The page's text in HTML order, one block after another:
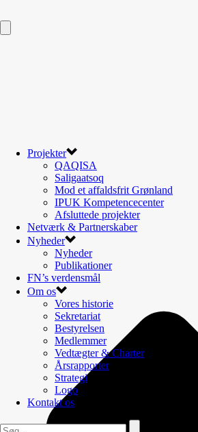
Projekter
QAQISA
Saligaatsoq
Mod et affaldsfrit Grønland
IPUK Kompetencecenter
Afsluttede projekter
Netværk & Partnerskaber
Nyheder
Nyheder
Publikationer
FN’s verdensmål
Om os
Vores historie
Sekretariat
Bestyrelsen
Medlemmer
Vedtægter & Charter
Årsrapporter
Strategi
Logo
Kontakt os